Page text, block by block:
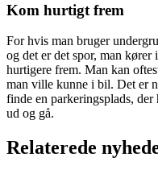
Kom hurtigt frem
For hvis man bruger
og det er det spor, man
hurtigere frem. Man kan
man ville kunne i bil. Det er
finde en parkeringsplads,
ud og gå.
Relaterede